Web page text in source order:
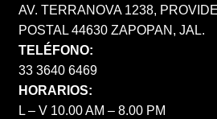
AV. TERRANOVA 1238,
POSTAL 44630 ZAPOPAN, JAL.
TELÉFONO:
33 3640 6469
HORARIOS:
L – V 10.00 AM – 8.00 PM